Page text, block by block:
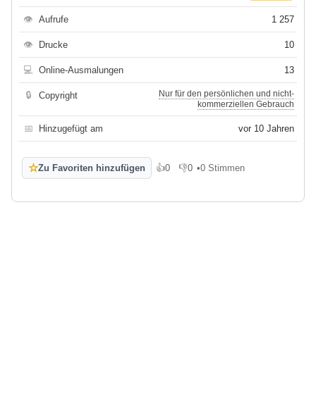
👁 Aufrufe 1 257
👁 Drucke 10
💻 Online-Ausmalungen 13
🔒 Copyright
Nur für den persönlichen und nicht-
kommerziellen Gebrauch
📅 Hinzugefügt am vor 10 Jahren
☆Zu Favoriten hinzufügen 👍0
Gefällt mir
👎0
Gefällt mir nicht
•0 Stimmen